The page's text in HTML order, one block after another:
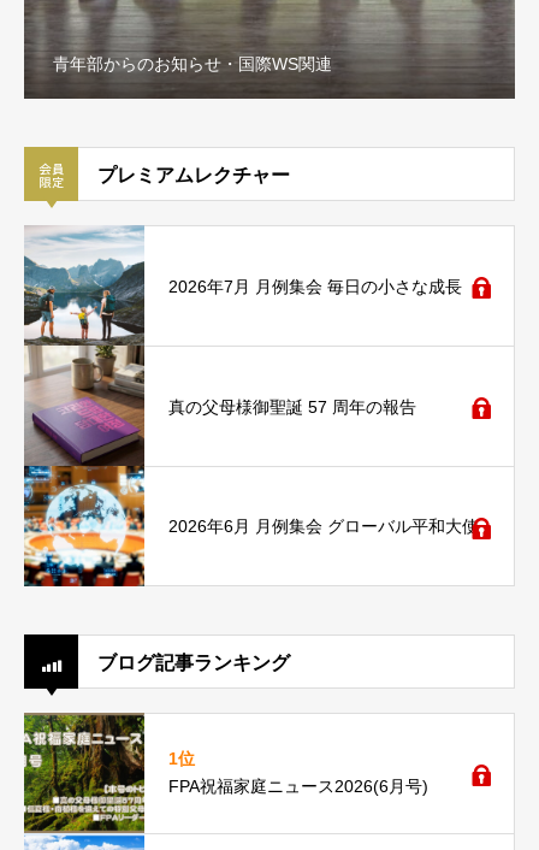
青年部からのお知らせ・国際WS関連
プレミアムレクチャー
2026年7月 月例集会 毎日の小さな成長
真の父母様御聖誕 57 周年の報告
2026年6月 月例集会 グローバル平和大使
ブログ記事ランキング
1位
FPA祝福家庭ニュース2026(6月号)